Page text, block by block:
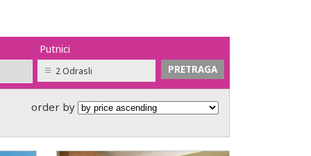
Putnici
2 Odrasli
order by